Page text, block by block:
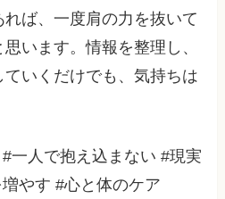
ば、一度肩の力を抜いて
います。情報を整理し、
いくだけでも、気持ちは
一人で抱え込まない #現実
やす #心と体のケア